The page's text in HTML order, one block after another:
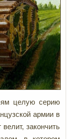
целую серию
армии в
закончить